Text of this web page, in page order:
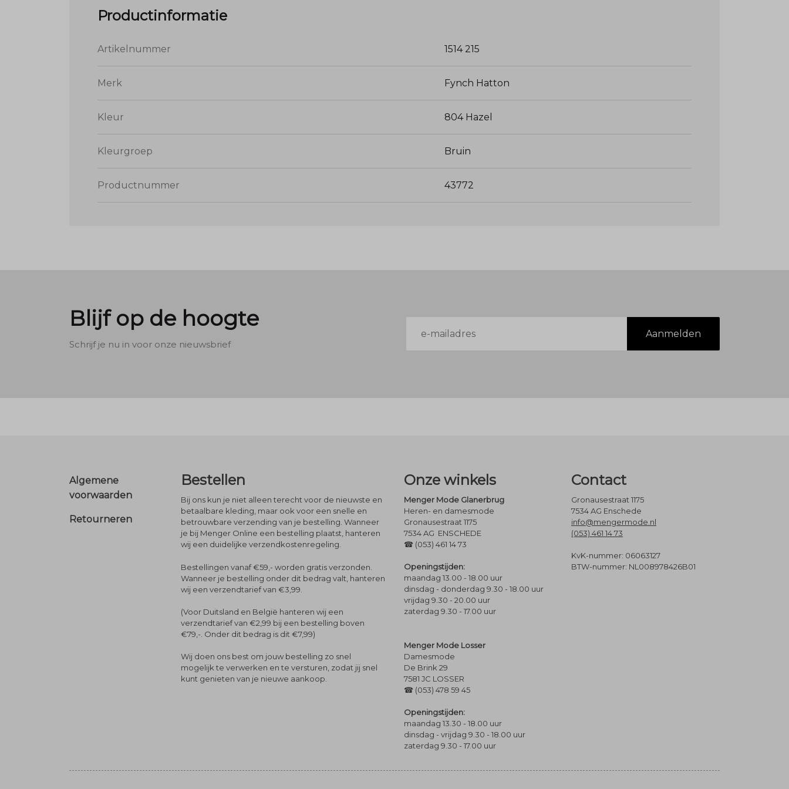
Productinformatie
Artikelnummer 1514 215
Merk Fynch Hatton
Kleur 804 Hazel
Kleurgroep Bruin
Productnummer 43772
Blijf op de hoogte
Schrijf je nu in voor onze nieuwsbrief
mailadres
Aanmelden
Footer
Algemene
voorwaarden
Retourneren
Bestellen
Bij ons kun je niet alleen terecht voor de nieuwste en
betaalbare kleding, maar ook voor een snelle en
betrouwbare verzending van je bestelling. Wanneer
je bij Menger Online een bestelling plaatst, hanteren
wij een duidelijke verzendkostenregeling.
Bestellingen vanaf €59,- worden gratis verzonden.
Wanneer je bestelling onder dit bedrag valt, hanteren
wij een verzendtarief van €3,99.
(Voor Duitsland en België hanteren wij een
verzendtarief van €2,99 bij een bestelling boven
€79,-. Onder dit bedrag is dit €7,99)
Wij doen ons best om jouw bestelling zo snel
mogelijk te verwerken en te versturen, zodat jij snel
kunt genieten van je nieuwe aankoop.
Onze winkels
Menger Mode Glanerbrug
Heren- en damesmode
Gronausestraat 1175
7534 AG ENSCHEDE
☎ (053) 461 14 73
Openingstijden:
maandag 13.00 - 18.00 uur
dinsdag - donderdag 9.30 - 18.00 uur
vrijdag 9.30 - 20.00 uur
zaterdag 9.30 - 17.00 uur
Menger Mode Losser
Damesmode
De Brink 29
7581 JC LOSSER
☎ (053) 478 59 45
Openingstijden:
maandag 13.30 - 18.00 uur
dinsdag - vrijdag 9.30 - 18.00 uur
zaterdag 9.30 - 17.00 uur
Contact
Gronausestraat 1175
7534 AG Enschede
info@mengermode.nl
(053) 461 14 73
KvK-nummer: 06063127
BTW-nummer: NL008978426B01